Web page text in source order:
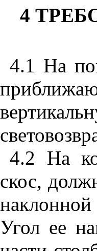
4
4.1 На
4.2 На
скос,
Угол ее